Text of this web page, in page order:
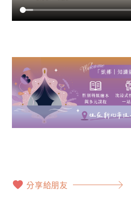
分享給朋友